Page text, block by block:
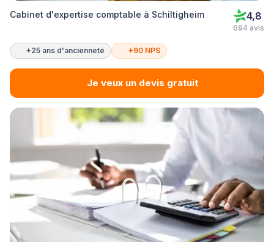
Cabinet d'expertise comptable à Schiltigheim 4,8
694 avis
+25 ans d'ancienneté +90 NPS
Je veux un devis gratuit